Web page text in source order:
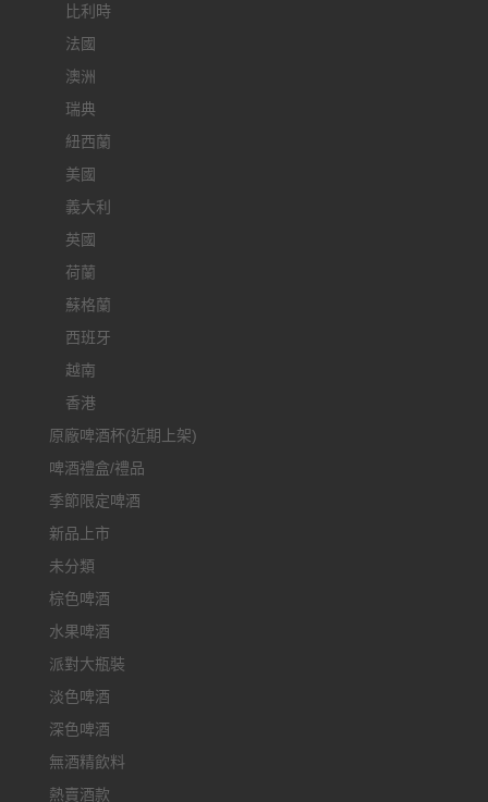
比利時
法國
澳洲
瑞典
紐西蘭
美國
義大利
英國
荷蘭
蘇格蘭
西班牙
越南
香港
原廠啤酒杯(近期上架)
啤酒禮盒/禮品
季節限定啤酒
新品上市
未分類
棕色啤酒
水果啤酒
派對大瓶裝
淡色啤酒
深色啤酒
無酒精飲料
熱賣酒款